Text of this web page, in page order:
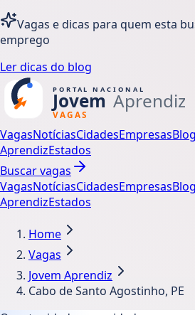
Vagas e dicas para quem esta
emprego
Ler dicas do blog
VagasNotíciasCidadesEmpresasBlog
AprendizEstados
Buscar vagas
VagasNotíciasCidadesEmpresasBlog
AprendizEstados
Home
Vagas
Jovem Aprendiz
Cabo de Santo Agostinho, PE